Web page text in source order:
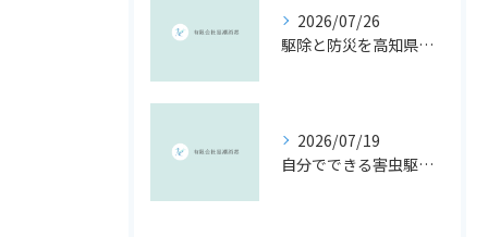
2026/07/26
駆除と防災を高知県南国市のリスクに即した安全対策ガイド
2026/07/19
自分でできる害虫駆除と手作り駆除液の安心ガイド